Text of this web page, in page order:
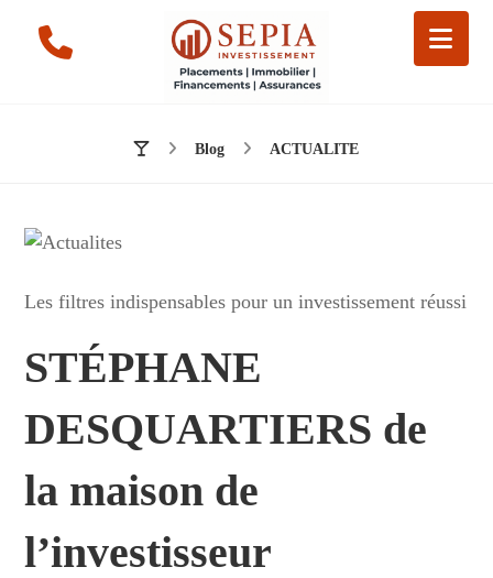
Blog ACTUALITE
Les filtres indispensables pour un investissement réussi
STÉPHANE
DESQUARTIERS de
la maison de
l’investisseur